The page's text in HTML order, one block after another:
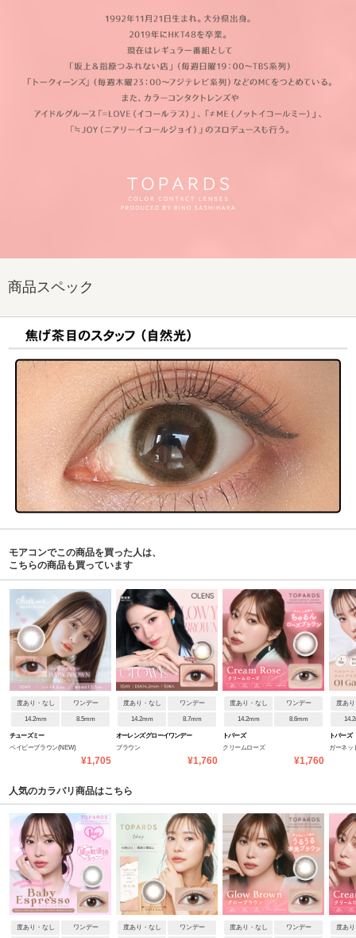
商品スペック
モアコンでこの商品を買った人は、
こちらの商品も買っています
度あり・なし ワンデー
14.2mm 8.5mm
チューズミー
ベイビーブラウン(NEW)
¥1,705
度あり・なし ワンデー
14.2mm 8.7mm
オーレンズ グローイワンデー
ブラウン
¥1,760
度あり・なし ワンデー
14.2mm 8.6mm
トパーズ
クリームローズ
¥1,760
度あ
トパーズ
ガーネッ
人気のカラバリ商品はこちら
度あり・なし ワンデー 度あり・なし ワンデー 度あり・なし ワンデー 度あ